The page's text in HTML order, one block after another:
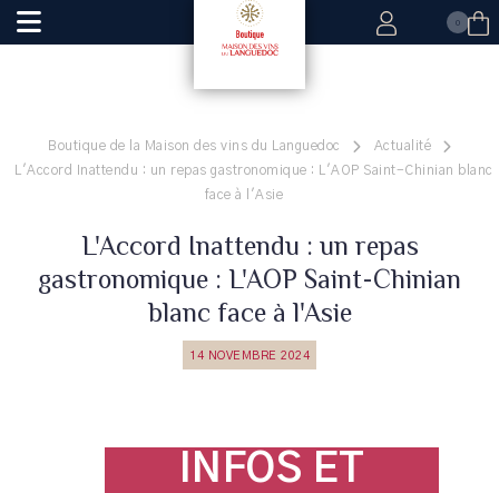
0
Boutique de la Maison des vins du Languedoc
Actualité
L'Accord Inattendu : un repas gastronomique : L'AOP Saint-Chinian blanc
face à l'Asie
L'Accord Inattendu : un repas
gastronomique : L'AOP Saint-Chinian
blanc face à l'Asie
14 NOVEMBRE 2024
INFOS ET